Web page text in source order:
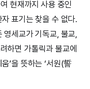
현재까지 사용 중인
표기는 찾을 수 없다.
세교가 기독교, 불교,
하면 가톨릭과 불교에
’을 뜻하는 ‘서원(誓